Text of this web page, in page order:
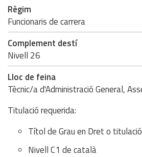
Règim
Funcionaris de carrera
Complement destí
Nivell 26
Lloc de feina
Tècnic/a d'Administració General,
Titulació requerida:
Títol de Grau en Dret o
Nivell C1 de català